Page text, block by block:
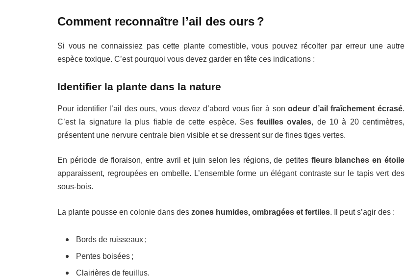
Comment reconnaître l’ail des ours ?
Si vous ne connaissiez pas cette plante comestible, vous pouvez récolter par erreur une autre
espèce toxique. C’est pourquoi vous devez garder en tête ces indications :
Identifier la plante dans la nature
Pour identifier l’ail des ours, vous devez d’abord vous fier à sonodeur d’ail fraîchement écrasé.
C’est la signature la plus fiable de cette espèce. Sesfeuilles ovales, de 10 à 20 centimètres,
présentent une nervure centrale bien visible et se dressent sur de fines tiges vertes.
En période de floraison, entre avril et juin selon les régions, de petites fleurs blanches en étoile
apparaissent, regroupées en ombelle. L’ensemble forme un élégant contraste sur le tapis vert des
sous-bois.
La plante pousse en colonie dans deszones humides, ombragées et fertiles. Il peut s’agir des :
Bords de ruisseaux ;
Pentes boisées ;
Clairières de feuillus.